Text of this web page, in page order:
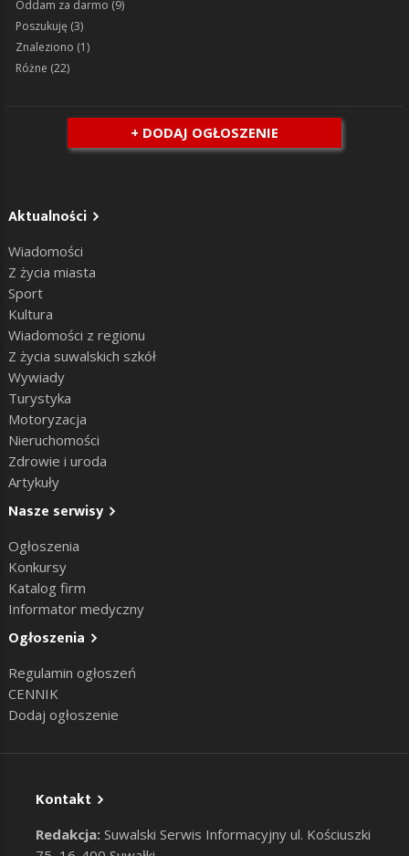
Oddam za darmo (9)
Poszukuję (3)
Znaleziono (1)
Różne (22)
+ DODAJ OGŁOSZENIE
Aktualności
Wiadomości
Z życia miasta
Sport
Kultura
Wiadomości z regionu
Z życia suwalskich szkół
Wywiady
Turystyka
Motoryzacja
Nieruchomości
Zdrowie i uroda
Artykuły
Nasze serwisy
Ogłoszenia
Konkursy
Katalog firm
Informator medyczny
Ogłoszenia
Regulamin ogłoszeń
CENNIK
Dodaj ogłoszenie
Kontakt
Redakcja: Suwalski Serwis Informacyjny ul. Kościuszki